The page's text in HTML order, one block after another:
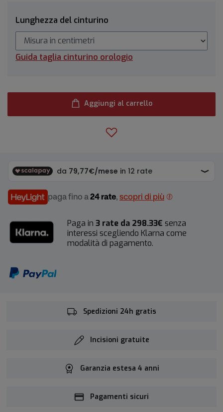
Lunghezza del cinturino
Guida taglia cinturino orologio
Aggiungi al carrello
paga fino a 24 rate, scopri di più
Paga in 3 rate da 298.33€ senza
interessi scegliendo Klarna come
modalità di pagamento.
Spedizioni 24h gratis
Incisioni gratuite
Garanzia estesa 4 anni
Pagamenti sicuri